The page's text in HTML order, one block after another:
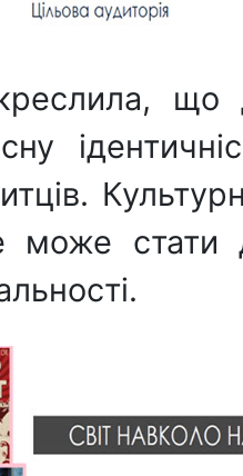
може стати